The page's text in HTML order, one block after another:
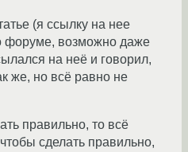
(я ссылку на нее
форуме, возможно даже
на неё и говорил,
же, но всё равно не
правильно, то всё
сделать правильно,